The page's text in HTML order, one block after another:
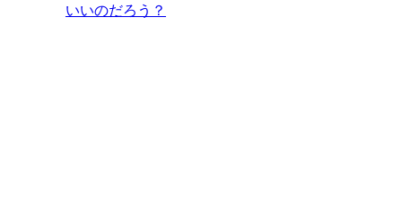
いいのだろう？